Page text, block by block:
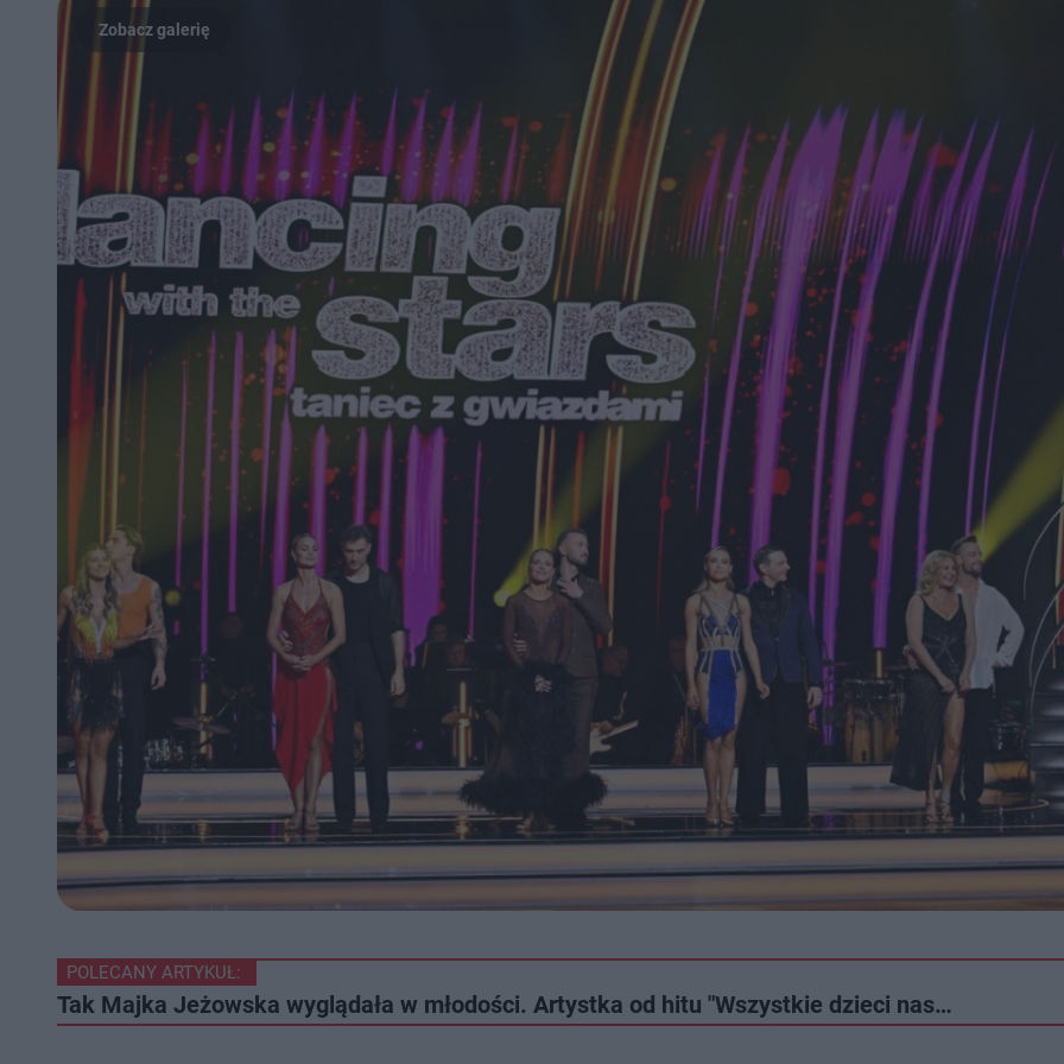
POLECANY ARTYKUŁ:
Tak Majka Jeżowska wyglądała w młodości. Artystka od hitu "Wszystkie dzieci nas…